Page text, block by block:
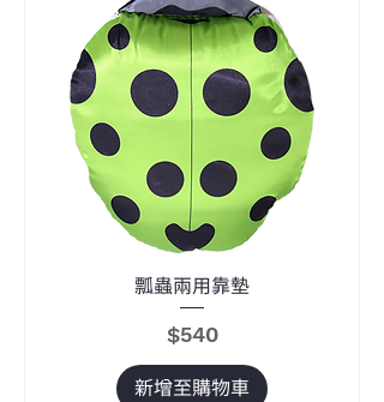
瓢蟲兩用靠墊
價格
$540
新增至購物車